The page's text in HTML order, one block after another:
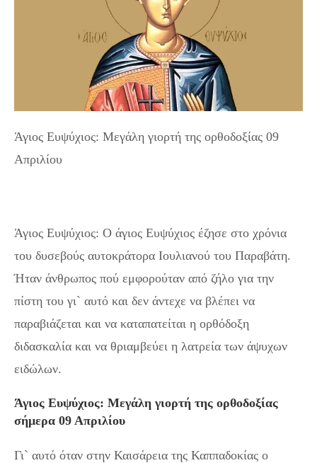
Άγιος Ευψύχιος: Μεγάλη γιορτή της ορθοδοξίας 09
Απριλίου
Άγιος Ευψύχιος: O άγιος Ευψύχιος έζησε στο χρόνια
του δυσεβούς αυτοκράτορα Ιουλιανού του Παραβάτη.
Ήταν άνθρωπος πού εμφορούταν από ζήλο για την
πίστη του γι` αυτό και δεν άντεχε να βλέπει να
παραβιάζεται και να καταπατείται η ορθόδοξη
διδασκαλία και να θριαμβεύει η λατρεία των άψυχων
ειδώλων.
Άγιος Ευψύχιος: Μεγάλη γιορτή της ορθοδοξίας
σήμερα 09 Απριλίου
Γι` αυτό όταν στην Καισάρεια της Καππαδοκίας ο